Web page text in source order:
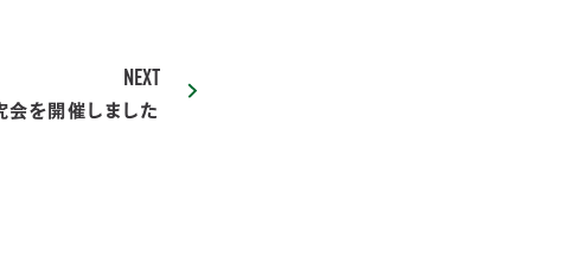
NEXT
会を開催しました